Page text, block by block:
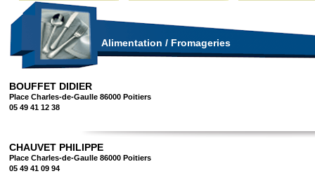
Alimentation / Fromageries
BOUFFET DIDIER
Place Charles-de-Gaulle 86000 Poitiers
05 49 41 12 38
CHAUVET PHILIPPE
Place Charles-de-Gaulle 86000 Poitiers
05 49 41 09 94